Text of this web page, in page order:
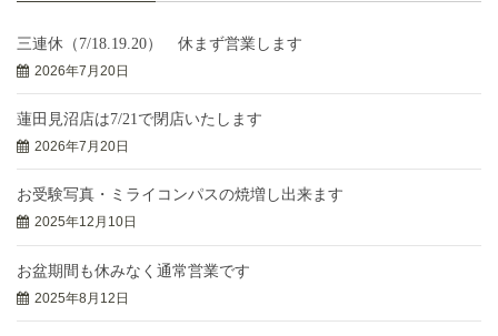
三連休（7/18.19.20） 休まず営業します
2026年7月20日
蓮田見沼店は7/21で閉店いたします
2026年7月20日
お受験写真・ミライコンパスの焼増し出来ます
2025年12月10日
お盆期間も休みなく通常営業です
2025年8月12日